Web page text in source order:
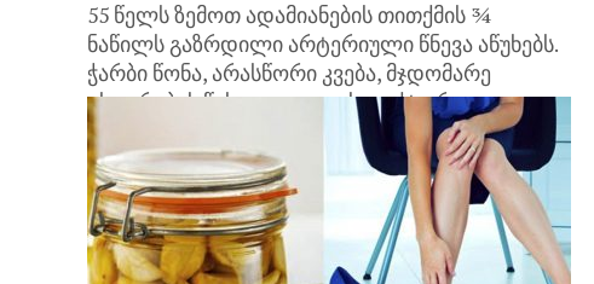
55 წელს ზემოთ ადამიანების თითქმის ¾
ნაწილს გაზრდილი არტერიული წნევა აწუხებს.
ჭარბი წონა, არასწორი კვება, მჯდომარე
ცხოვრების წესი – ყველა ეს ფაქტორი
ჰიპერტონიის განვითარების რისკს ზრდის....